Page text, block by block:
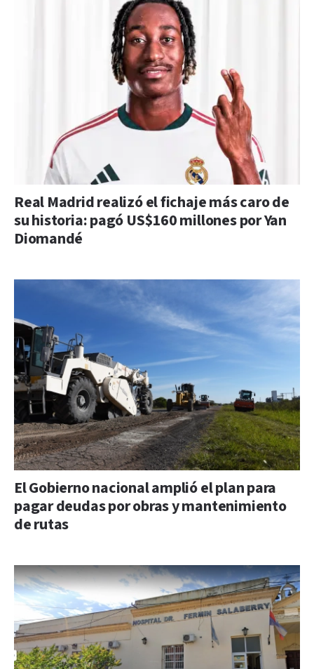
Real Madrid realizó el fichaje más caro de
su historia: pagó US$160 millones por Yan
Diomandé
El Gobierno nacional amplió el plan para
pagar deudas por obras y mantenimiento
de rutas